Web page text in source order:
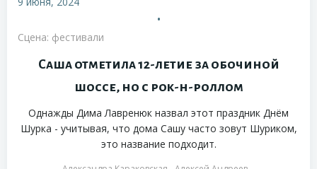
•
Сцена: фестивали
Саша отметила 12-летие за обочиной
шоссе, но с рок-н-роллом
Однажды Дима Лавренюк назвал этот праздник Днём
Шурка - учитывая, что дома Сашу часто зовут Шуриком,
это название подходит.